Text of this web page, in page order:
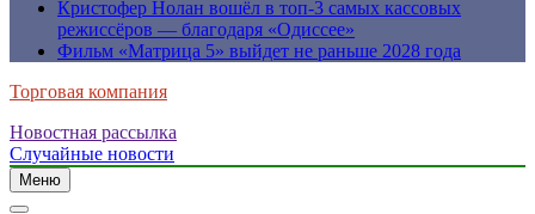
Кристофер Нолан вошёл в топ-3 самых кассовых
режиссёров — благодаря «Одиссее»
Фильм «Матрица 5» выйдет не раньше 2028 года
Торговая компания
Новостная рассылка
Случайные новости
Меню